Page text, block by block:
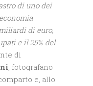
di uno dei
di euro,
e il 25% del
di
, fotografano
e, allo